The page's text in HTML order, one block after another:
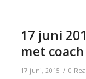
17 juni
met
17 juni, 2015 / 0